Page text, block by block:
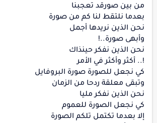
من بين صورقد تعجبنا
بعدما نلتقط لنا كم من صورة
نحن الذين نريدها أجمل
وأبهى صورة..!
نحن الذين نفكر حينذاك
!.. أكثر وأكثر في الأمر
كي نجعل للصورة صورة البروفايل
وتبقى معلقة ردحا من الزمان
نحن الذين نفكر مليا
كي نجعل الصورة للعموم
إلا بعدما تكتمل تلكم الصورة